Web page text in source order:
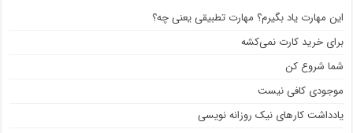
این مهارت یاد بگیرم؟ مهارت تطبیقی یعنی چه؟
برای خرید کارت نمی‌‌کشه
شما شروع کن
موجودی کافی نیست
یادداشت کارهای نیک روزانه نویسی